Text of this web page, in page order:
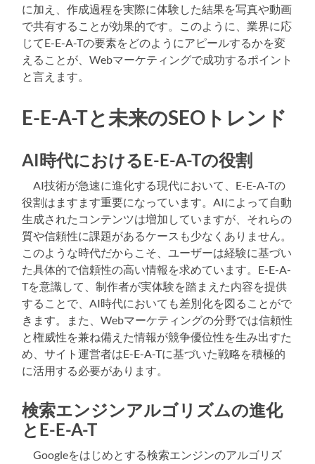
に加え、作成過程を実際に体験した結果を写真や動画
で共有することが効果的です。このように、業界に応
じてE-E-A-Tの要素をどのようにアピールするかを変
えることが、Webマーケティングで成功するポイント
と言えます。
E-E-A-Tと未来のSEOトレンド
AI時代におけるE-E-A-Tの役割
AI技術が急速に進化する現代において、E-E-A-Tの
役割はますます重要になっています。AIによって自動
生成されたコンテンツは増加していますが、それらの
質や信頼性に課題があるケースも少なくありません。
このような時代だからこそ、ユーザーは経験に基づい
た具体的で信頼性の高い情報を求めています。E-E-A-
Tを意識して、制作者が実体験を踏まえた内容を提供
することで、AI時代においても差別化を図ることがで
きます。また、Webマーケティングの分野では信頼性
と権威性を兼ね備えた情報が競争優位性を生み出すた
め、サイト運営者はE-E-A-Tに基づいた戦略を積極的
に活用する必要があります。
検索エンジンアルゴリズムの進化
とE-E-A-T
Googleをはじめとする検索エンジンのアルゴリズ